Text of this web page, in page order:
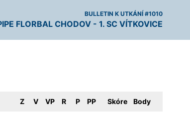
BULLETIN K UTKÁNÍ #1010
FLORBAL CHODOV - 1. SC VÍTKOVICE
Z V VP R P PP Skóre Body